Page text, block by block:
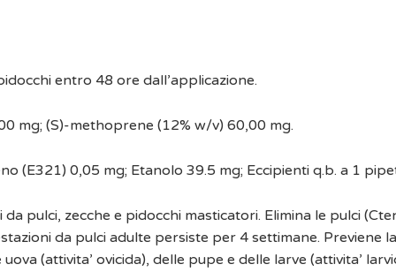
entro 48 ore dall’applicazione.
mg; (S)-methoprene (12% w/v) 60,00 mg.
(E321) 0,05 mg; Etanolo 39.5 mg; Eccipienti q.b. a 1
pulci, zecche e pidocchi masticatori. Elimina le pulci
da pulci adulte persiste per 4 settimane. Previene la
(attivita’ ovicida), delle pupe e delle larve (attivita’